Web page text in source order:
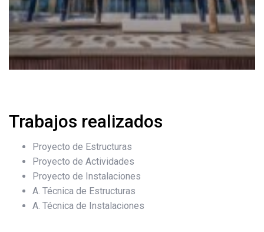
Trabajos realizados
Proyecto de Estructuras
Proyecto de Actividades
Proyecto de Instalaciones
A. Técnica de Estructuras
A. Técnica de Instalaciones